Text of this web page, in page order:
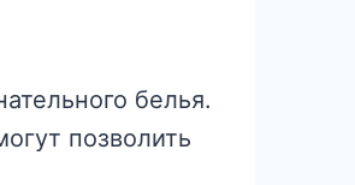
белья.
позволить